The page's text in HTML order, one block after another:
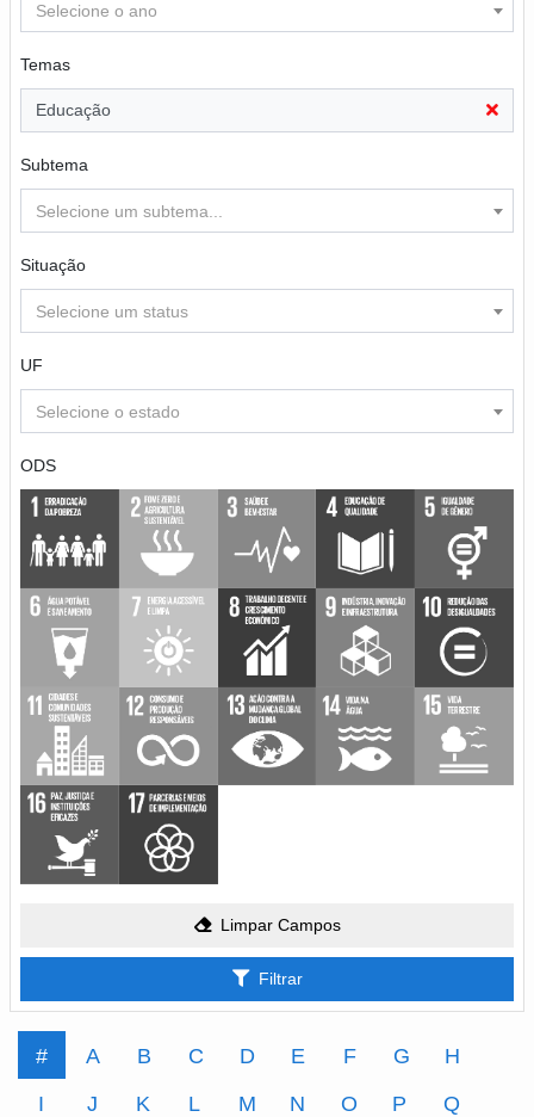
Selecione o ano
Temas
Educação
Subtema
Selecione um subtema...
Situação
Selecione um status
UF
Selecione o estado
ODS
Limpar Campos
Filtrar
# A B C D E F G
H
I
J K L M N O P
Q